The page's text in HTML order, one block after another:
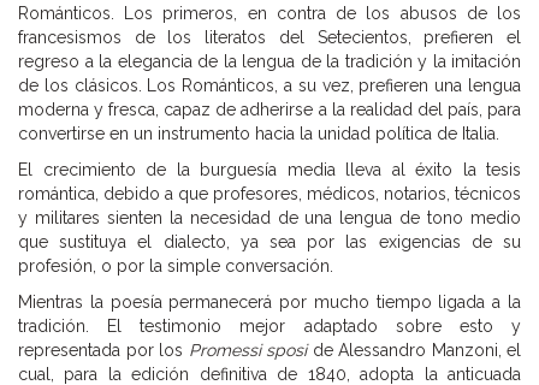
Románticos. Los primeros, en contra de los abusos de los
francesismos de los literatos del Setecientos, prefieren el
regreso a la elegancia de la lengua de la tradición y la imitación
de los clásicos. Los Románticos, a su vez, prefieren una lengua
moderna y fresca, capaz de adherirse a la realidad del país, para
convertirse en un instrumento hacia la unidad política de Italia.
El crecimiento de la burguesía media lleva al éxito la tesis
romántica, debido a que profesores, médicos, notarios, técnicos
y militares sienten la necesidad de una lengua de tono medio
que sustituya el dialecto, ya sea por las exigencias de su
profesión, o por la simple conversación.
Mientras la poesía permanecerá por mucho tiempo ligada a la
tradición. El testimonio mejor adaptado sobre esto y
representada por los Promessi sposide Alessandro Manzoni, el
cual, para la edición definitiva de 1840, adopta la anticuada